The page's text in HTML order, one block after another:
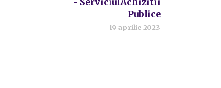
Publice
19 aprilie 2023